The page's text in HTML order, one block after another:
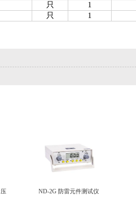
只 1
只 1
ND-2G 防雷元件测试仪